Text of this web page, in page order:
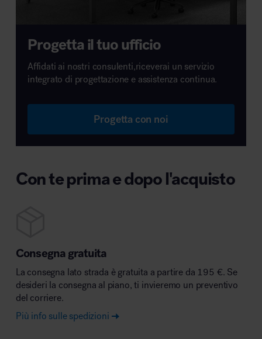
Progetta il tuo ufficio
Affidati ai nostri consulenti,riceverai un servizio
integrato di progettazione e assistenza continua.
Progetta con noi
Con te prima e dopo l'acquisto
Consegna gratuita
La consegna lato strada è gratuita a partire da 195 €. Se
desideri la consegna al piano, ti invieremo un preventivo
del corriere.
Più info sulle spedizioni